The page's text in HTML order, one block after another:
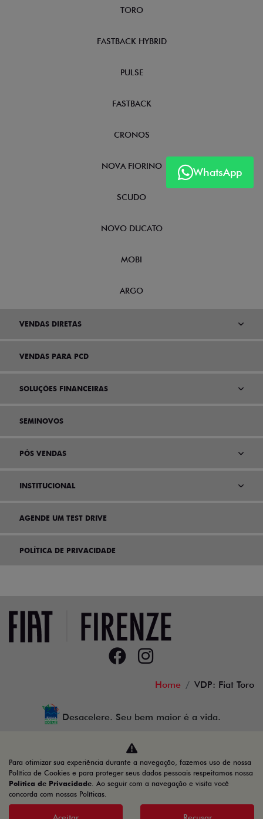
WhatsApp
TORO
FASTBACK HYBRID
PULSE
FASTBACK
CRONOS
NOVA FIORINO
SCUDO
NOVO DUCATO
MOBI
ARGO
VENDAS DIRETAS
VENDAS PARA PCD
SOLUÇÕES FINANCEIRAS
SEMINOVOS
PÓS VENDAS
INSTITUCIONAL
AGENDE UM TEST DRIVE
POLÍTICA DE PRIVACIDADE
Home VDP: Fiat Toro
Desacelere. Seu bem maior é a vida.
Firenze Comercio de Veiculos LTDA
23.509.950/0001-41
Para otimizar sua experiência durante a navegação, fazemos uso de nossa
Política de Cookies e para proteger seus dados pessoais respeitamos nossa
Política de Privacidade. Ao seguir com a navegação e visita você
concorda com nossas Políticas.